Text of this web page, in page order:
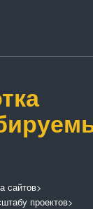
сайтов>
проектов>